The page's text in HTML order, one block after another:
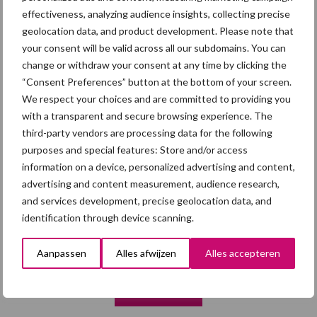
effectiveness, analyzing audience insights, collecting precise
geolocation data, and product development. Please note that
your consent will be valid across all our subdomains. You can
change or withdraw your consent at any time by clicking the
“Consent Preferences” button at the bottom of your screen.
We respect your choices and are committed to providing you
with a transparent and secure browsing experience. The
third-party vendors are processing data for the following
purposes and special features: Store and/or access
information on a device, personalized advertising and content,
advertising and content measurement, audience research,
and services development, precise geolocation data, and
identification through device scanning.
Aanpassen Alles afwijzen Alles accepteren
droogte en geopolitiek houden
handel in de greep
5 aug
“Vraag naar praktische
hygieneoplossingen is in Polen
groter dan ooit”
5 aug
Eliminatieprotocol voor
Mycoplasma hyopneumoniae
4 aug
AVP in Finland onderstreept dat
alertheid belangrijk is, zeker nu